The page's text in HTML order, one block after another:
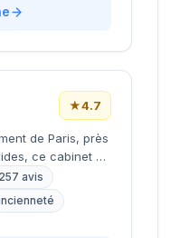
de Paris,
★4.7
de Paris, près
ce cabinet de
localisation
Installé
les
avec une
257 avis